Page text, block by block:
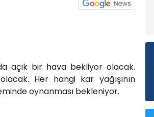
açık bir hava bekliyor olacak.
Her hangi kar yağışının
oynanması bekleniyor.